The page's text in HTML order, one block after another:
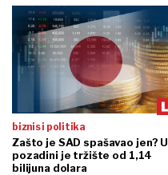
biznis i politika
Zašto je SAD spašavao jen? U
pozadini je tržište od 1,14
bilijuna dolara